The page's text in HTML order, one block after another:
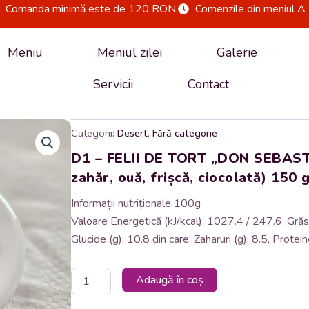
Comanda minimă este de 120 RON. Comenzile din meniul
Meniu Meniul zilei Galerie
Servicii
Contact
Categorii: Desert,Fără categorie
D1 – FELII DE TORT „DON
zahăr, ouă, frișcă, ciocolată) 150
Informații nutriționale 100g
Valoare Energetică (kJ/kcal): 1027.4 / 247.6,
Glucide (g): 10.8 din care: Zaharuri (g): 8.5,
Cantitate
D1
-
Adaugă în coș